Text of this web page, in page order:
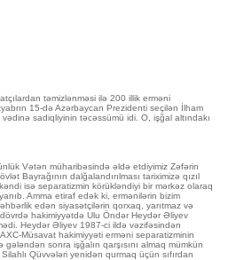
təmizlənməsi ilə 200 illik erməni
15-də Azərbaycan Prezidenti seçilən İlham
sadiqliyinin təcəssümü idi. O, işğal altındakı
Vətən müharibəsində əldə etdiyimiz Zəfərin
Bayrağının dalğalandırılması tariximizə qızıl
isə separatizmin körükləndiyi bir mərkəz olaraq
Amma etiraf edək ki, ermənilərin bizim
edən siyasətçilərin qorxaq, yarıtmaz və
hakimiyyətdə Ulu Öndər Heydər Əliyev
Heydər Əliyev 1987-ci ildə vəzifəsindən
Müsavat hakimiyyəti erməni separatizminin
sonra işğalın qarşısını almaq mümkün
Qüvvələri yenidən qurmaq üçün sıfırdan